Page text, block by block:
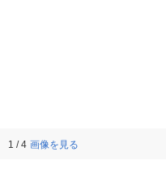
1 / 4 画像を見る